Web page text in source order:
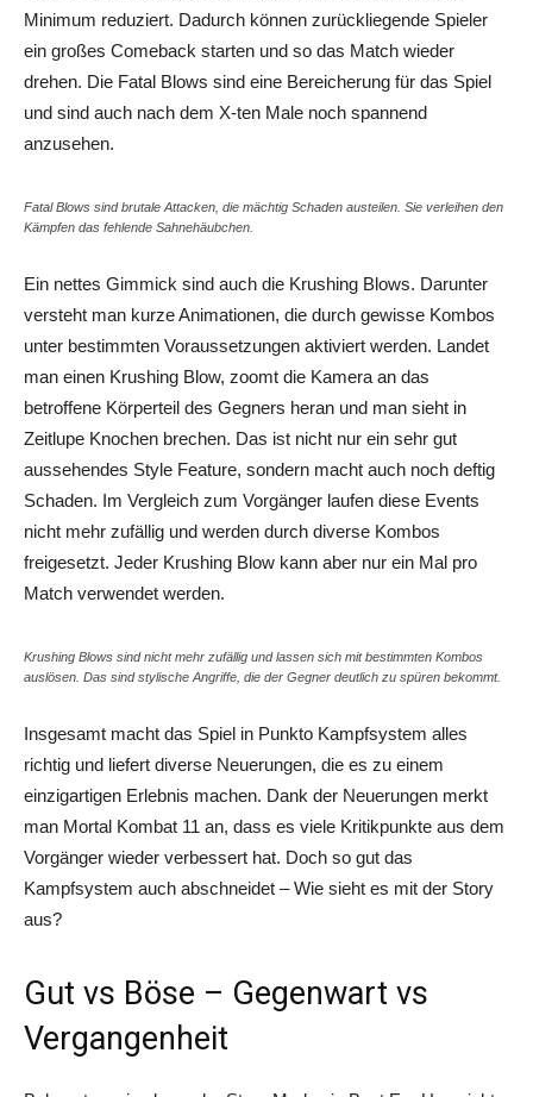
Minimum reduziert. Dadurch können zurückliegende Spieler
ein großes Comeback starten und so das Match wieder
drehen. Die Fatal Blows sind eine Bereicherung für das Spiel
und sind auch nach dem X-ten Male noch spannend
anzusehen.
Fatal Blows sind brutale Attacken, die mächtig Schaden austeilen. Sie verleihen den
Kämpfen das fehlende Sahnehäubchen.
Ein nettes Gimmick sind auch die Krushing Blows. Darunter
versteht man kurze Animationen, die durch gewisse Kombos
unter bestimmten Voraussetzungen aktiviert werden. Landet
man einen Krushing Blow, zoomt die Kamera an das
betroffene Körperteil des Gegners heran und man sieht in
Zeitlupe Knochen brechen. Das ist nicht nur ein sehr gut
aussehendes Style Feature, sondern macht auch noch deftig
Schaden. Im Vergleich zum Vorgänger laufen diese Events
nicht mehr zufällig und werden durch diverse Kombos
freigesetzt. Jeder Krushing Blow kann aber nur ein Mal pro
Match verwendet werden.
Krushing Blows sind nicht mehr zufällig und lassen sich mit bestimmten Kombos
auslösen. Das sind stylische Angriffe, die der Gegner deutlich zu spüren bekommt.
Insgesamt macht das Spiel in Punkto Kampfsystem alles
richtig und liefert diverse Neuerungen, die es zu einem
einzigartigen Erlebnis machen. Dank der Neuerungen merkt
man Mortal Kombat 11 an, dass es viele Kritikpunkte aus dem
Vorgänger wieder verbessert hat. Doch so gut das
Kampfsystem auch abschneidet – Wie sieht es mit der Story
aus?
Gut vs Böse – Gegenwart vs
Vergangenheit